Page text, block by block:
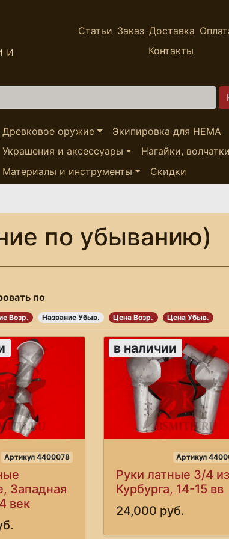
и
Статьи Заказ Доставка
Контакты
Древковое оружие Экипировка для HEMA
Украшения и аксессуары Нагайки, волчатки
Материалы и инструменты
Скидки
по убыванию)
по
Возр. Название Убыв. Цена Возр. Цена Убыв.
Артикул 4400078
Западная
век
в наличии
Артикул
Руки латные 3/4 из
Курбурга, 14-15 вв
24,000 руб.